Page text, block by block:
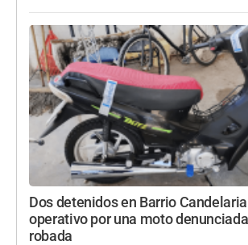
Dos detenidos en Barrio
operativo por una moto
robada